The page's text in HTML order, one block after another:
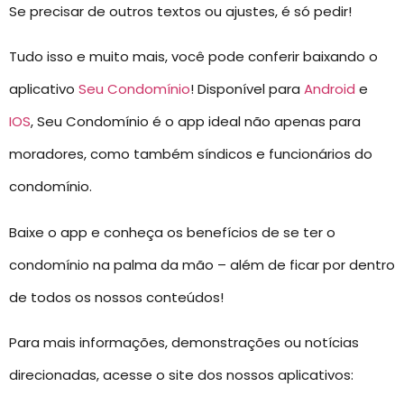
Se precisar de outros textos ou ajustes, é só pedir!
Tudo isso e muito mais, você pode conferir baixando o
aplicativo Seu Condomínio! Disponível para Android e
IOS, Seu Condomínio é o app ideal não apenas para
moradores, como também síndicos e funcionários do
condomínio.
Baixe o app e conheça os benefícios de se ter o
condomínio na palma da mão – além de ficar por dentro
de todos os nossos conteúdos!
Para mais informações, demonstrações ou notícias
direcionadas, acesse o site dos nossos aplicativos: